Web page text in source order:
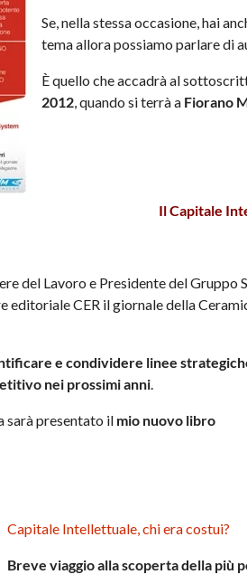
Se, nella stessa occasione, hai
tema allora possiamo parlare di
È quello che accadrà al
2012, quando si terrà a Fiorano
Il Capitale
del Lavoro e Presidente del Gruppo
editoriale CER il giornale della
e condividere linee
nei prossimi anni.
sarà presentato il mio nuovo libro
Capitale Intellettuale, chi era costui?
Breve viaggio alla scoperta della più